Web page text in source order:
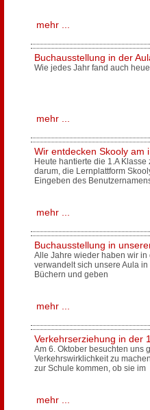
mehr ...
Buchausstellung in der
Wie jedes Jahr fand auch
mehr ...
Wir entdecken Skooly am
Heute hantierte die 1.A
darum, die Lernplattform
Eingeben des
mehr ...
Buchausstellung in
Alle Jahre wieder haben wir
verwandelt sich unsere Aula
Büchern und geben
mehr ...
Verkehrserziehung in der
Am 6. Oktober besuchten uns
Verkehrswirklichkeit zu
zur Schule kommen, ob sie im
mehr ...